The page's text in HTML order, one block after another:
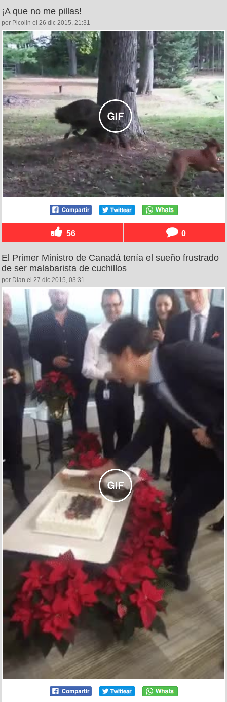
¡A que no me pillas!
por Picolin el 26 dic 2015, 21:31
56 0
El Primer Ministro de Canadá tenía el sueño frustrado
de ser malabarista de cuchillos
por Dian el 27 dic 2015, 03:31